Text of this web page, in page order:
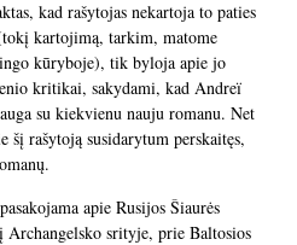
kad rašytojas nekartoja to paties
kartojimą, tarkim, matome
kūryboje), tik byloja apie jo
kritikai, sakydami, kad Andreï
su kiekvienu nauju romanu. Net
šį rašytoją susidarytum perskaitęs,
apie Rusijos Šiaurės
srityje, prie Baltosios